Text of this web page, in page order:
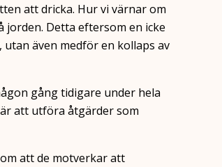
att dricka. Hur vi värnar om
Detta eftersom en icke
även medför en kollaps av
gång tidigare under hela
att utföra åtgärder som
att de motverkar att